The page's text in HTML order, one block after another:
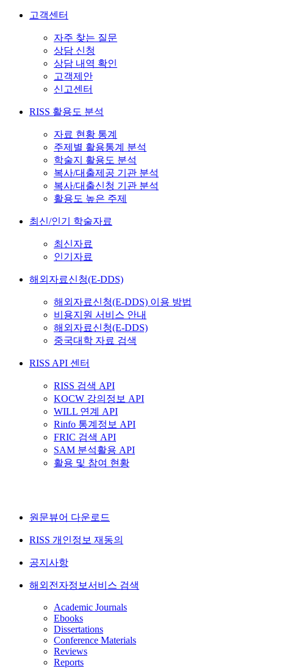
고객센터
자주 찾는 질문
상담 신청
상담 내역 확인
고객제안
신고센터
RISS 활용도 분석
자료 현황 통계
주제별 활용통계 분석
학술지 활용도 분석
복사/대출제공 기관 분석
복사/대출신청 기관 분석
활용도 높은 주제
최신/인기 학술자료
최신자료
인기자료
해외자료신청(E-DDS)
해외자료신청(E-DDS) 이용 방법
비용지원 서비스 안내
해외자료신청(E-DDS)
중국대학 자료 검색
RISS API 센터
RISS 검색 API
KOCW 강의정보 API
WILL 연계 API
Rinfo 통계정보 API
FRIC 검색 API
SAM 분석활용 API
활용 및 참여 현황
원문뷰어 다운로드
RISS 개인정보 재동의
공지사항
해외전자정보서비스 검색
Academic Journals
Ebooks
Dissertations
Conference Materials
Reviews
Reports